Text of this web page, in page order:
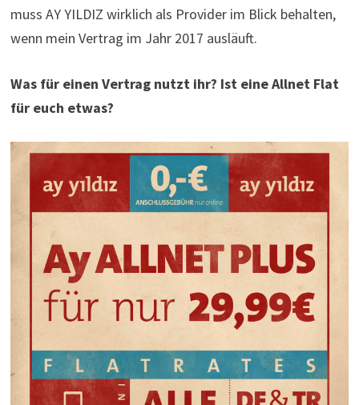
muss AY YILDIZ wirklich als Provider im Blick behalten,
wenn mein Vertrag im Jahr 2017 ausläuft.
Was für einen Vertrag nutzt ihr? Ist eine Allnet Flat
für euch etwas?